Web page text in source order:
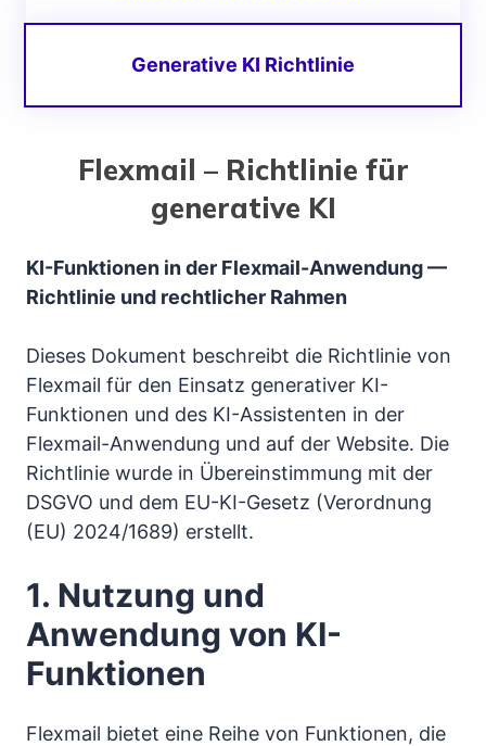
Generative KI Richtlinie
Flexmail – Richtlinie für
generative KI
KI-Funktionen in der Flexmail-Anwendung —
Richtlinie und rechtlicher Rahmen
Dieses Dokument beschreibt die Richtlinie von
Flexmail für den Einsatz generativer KI-
Funktionen und des KI-Assistenten in der
Flexmail-Anwendung und auf der Website. Die
Richtlinie wurde in Übereinstimmung mit der
DSGVO und dem EU-KI-Gesetz (Verordnung
(EU) 2024/1689) erstellt.
1. Nutzung und
Anwendung von KI-
Funktionen
Flexmail bietet eine Reihe von Funktionen, die